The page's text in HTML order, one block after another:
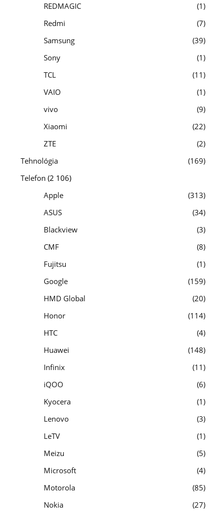
REDMAGIC
1
Redmi
7
Samsung
39
Sony
1
TCL
11
VAIO
1
vivo
9
Xiaomi
22
ZTE
2
Tehnológia
169
Telefon (2 106)
Apple
313
ASUS
34
Blackview
3
CMF
8
Fujitsu
1
Google
159
HMD Global
20
Honor
114
HTC
4
Huawei
148
Infinix
11
iQOO
6
Kyocera
1
Lenovo
3
LeTV
1
Meizu
5
Microsoft
4
Motorola
85
Nokia
27